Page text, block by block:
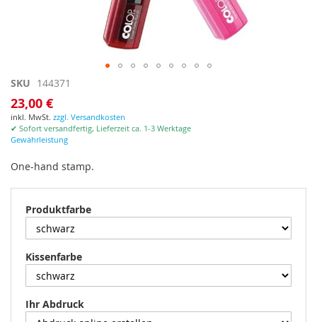
Zum
Anfang
der
Bildgalerie
springen
SKU 144371
23,00 €
inkl. MwSt. zzgl. Versandkosten
✔ Sofort versandfertig, Lieferzeit ca. 1-3 Werktage
Gewährleistung
One-hand stamp.
Produktfarbe
Kissenfarbe
Ihr Abdruck